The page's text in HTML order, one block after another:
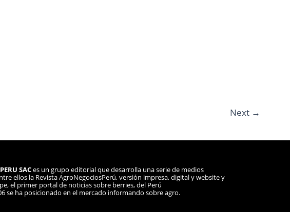
Next →
SACes un grupo editorial que desarrolla una serie de medios
ellos la Revista AgroNegociosPerú, versión impresa, digital y website y
el primer portal de noticias sobre berries, del Perú
se ha posicionado en el mercado informando sobre agro.